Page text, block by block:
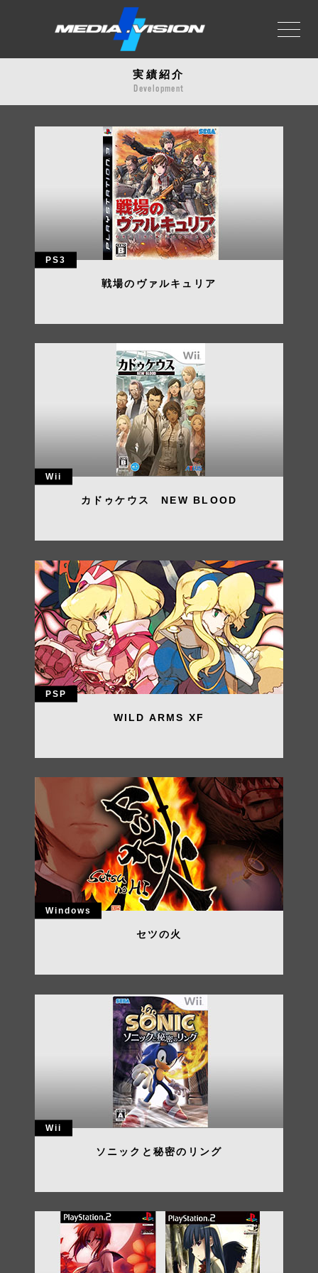
会社概要 About us
事業領域 Business
実績紹介 Development
お知らせ News
採用情報 Recruit
お問い合わせ
実績紹介
Development
PS3
戦場のヴァルキュリア
Wii
カドゥケウス NEW BLOOD
PSP
WILD ARMS XF
Windows
セツの火
Wii
ソニックと秘密のリング